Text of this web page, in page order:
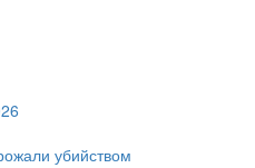
убийством